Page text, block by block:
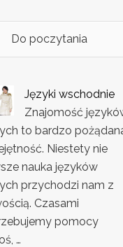
Do poczytania
Języki wschodnie
Znajomość
to bardzo
Niestety nie
nauka języków
przychodzi nam z
Czasami
pomocy
…